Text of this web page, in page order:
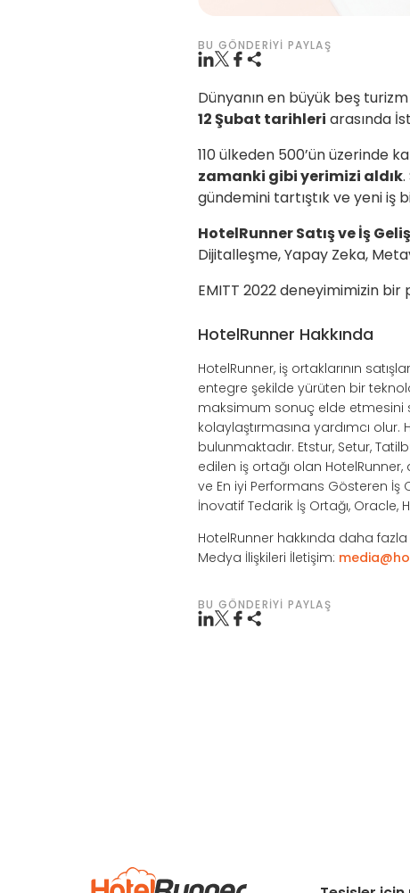
BU GÖNDERIYI PAYLAŞ
Dünyanın en büyük beş
12 Şubat tarihleri arasında
110 ülkeden 500’ün üzerinde
zamanki gibi yerimizi aldık.
gündemini tartıştık ve yeni iş
HotelRunner Satış ve İş
Dijitalleşme, Yapay Zeka,
EMITT 2022 deneyimimizin bir
HotelRunner Hakkında
HotelRunner, iş ortaklarının
entegre şekilde yürüten bir
maksimum sonuç elde etmesini
kolaylaştırmasına yardımcı
bulunmaktadır. Etstur, Setur,
edilen iş ortağı olan HotelRunner,
ve En iyi Performans Gösteren İş
İnovatif Tedarik İş Ortağı,
HotelRunner hakkında daha
Medya İlişkileri İletişim:
BU GÖNDERIYI PAYLAŞ